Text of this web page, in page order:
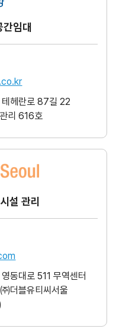
간임대
테헤란로 87길 22
리 616호
설 관리
동대로 511 무역센터
더블유티씨서울